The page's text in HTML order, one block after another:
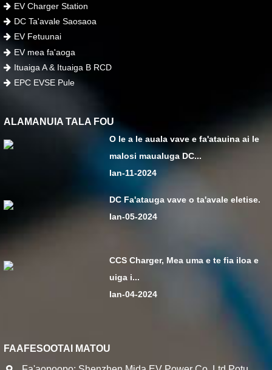
EV Charger Station
DC Ta'avale Saosaoa
EV Fetuunai
EV mea fa'aoga
Ituaiga A & Ituaiga B RCD
EPC EVSE Pule
ALAMANUIA TALA FOU
O le a le auala vave e fa'atauina ai le
malosi maualuga DC...
Ian-11-2024
DC Fa'atauga vave o ta'avale eletise.
Ian-05-2024
CCS Charger, Mea uma e te fia iloa e
uiga i...
Ian-04-2024
FAAFESOOTAI MATOU